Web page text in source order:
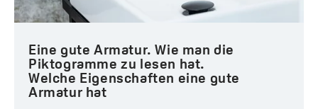
Eine gute Armatur. Wie man die
Piktogramme zu lesen hat.
Welche Eigenschaften eine gute
Armatur hat